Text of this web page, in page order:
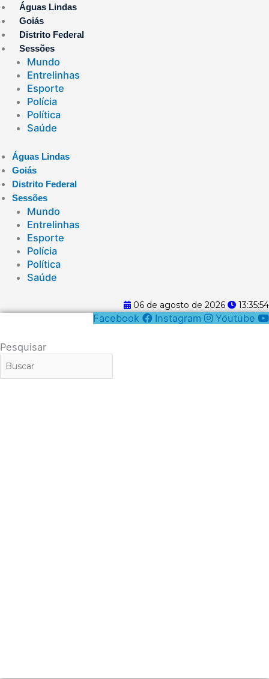
Ir
para
o
conteúdo
Águas Lindas
Goiás
Distrito Federal
Sessões
Mundo
Entrelinhas
Esporte
Polícia
Política
Saúde
Águas Lindas
Goiás
Distrito Federal
Sessões
Mundo
Entrelinhas
Esporte
Polícia
Política
Saúde
06 de agosto de 2026 13:35:54
Facebook Instagram Youtube
Pesquisar